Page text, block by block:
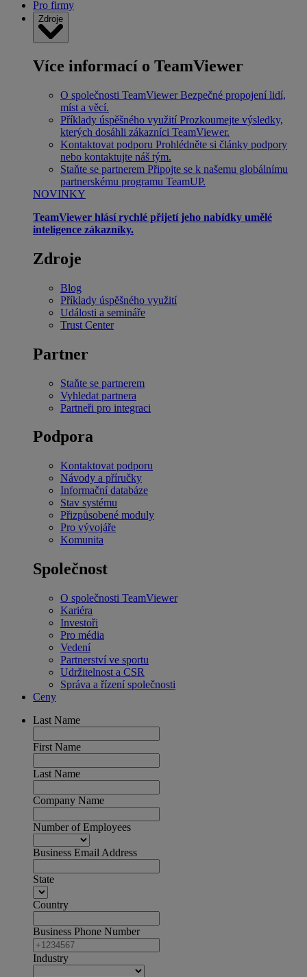
Pro firmy
Zdroje
Více informací o TeamViewer
O společnosti TeamViewer Bezpečné propojení lidí,
míst a věcí.
Příklady úspěšného využití Prozkoumejte výsledky,
kterých dosáhli zákazníci TeamViewer.
Kontaktovat podporu Prohlédněte si články podpory
nebo kontaktujte náš tým.
Staňte se partnerem Připojte se k našemu globálnímu
partnerskému programu TeamUP.
NOVINKY
TeamViewer hlásí rychlé přijetí jeho nabídky umělé
inteligence zákazníky.
Zdroje
Blog
Příklady úspěšného využití
Události a semináře
Trust Center
Partner
Staňte se partnerem
Vyhledat partnera
Partneři pro integraci
Podpora
Kontaktovat podporu
Návody a příručky
Informační databáze
Stav systému
Přizpůsobené moduly
Pro vývojáře
Komunita
Společnost
O společnosti TeamViewer
Kariéra
Investoři
Pro média
Vedení
Partnerství ve sportu
Udržitelnost a CSR
Správa a řízení společnosti
Ceny
Last Name
First Name
Last Name
Company Name
Number of Employees
Business Email Address
State
Country
Business Phone Number
Industry